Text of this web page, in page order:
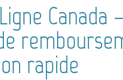
Canada –
rapide